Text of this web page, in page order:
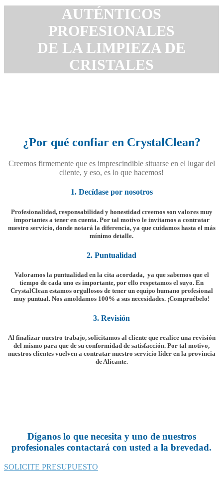
AUTÉNTICOS
PROFESIONALES
DE LA LIMPIEZA DE
CRISTALES
¿Por qué confiar en CrystalClean?
Creemos firmemente que es imprescindible situarse en el lugar del
cliente, y eso, es lo que hacemos!
1. Decídase por nosotros
Profesionalidad, responsabilidad y honestidad creemos son valores muy
importantes a tener en cuenta. Por tal motivo le invitamos a contratar
nuestro servicio, donde notará la diferencia, ya que cuidamos hasta el más
mínimo detalle.
2. Puntualidad
Valoramos la puntualidad en la cita acordada, ya que sabemos que el
tiempo de cada uno es importante, por ello respetamos el suyo. En
CrystalClean estamos orgullosos de tener un equipo humano profesional
muy puntual. Nos amoldamos 100% a sus necesidades. ¡Compruébelo!
3. Revisión
Al finalizar nuestro trabajo, solicitamos al cliente que realice una revisión
del mismo para que de su conformidad de satisfacción. Por tal motivo,
nuestros clientes vuelven a contratar nuestro servicio líder en la provincia
de Alicante.
Díganos lo que necesita y uno de nuestros
profesionales contactará con usted a la brevedad.
SOLICITE PRESUPUESTO